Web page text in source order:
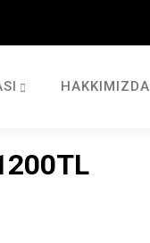
HAKKIMIZDA